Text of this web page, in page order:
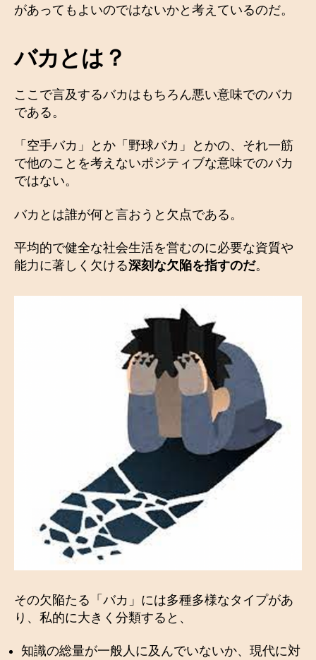
があってもよいのではないかと考えているのだ。
バカとは？
ここで言及するバカはもちろん悪い意味でのバカ
である。
「空手バカ」とか「野球バカ」とかの、それ一筋
で他のことを考えないポジティブな意味でのバカ
ではない。
バカとは誰が何と言おうと欠点である。
平均的で健全な社会生活を営むのに必要な資質や
能力に著しく欠ける深刻な欠陥を指すのだ。
その欠陥たる「バカ」には多種多様なタイプがあ
り、私的に大きく分類すると、
知識の総量が一般人に及んでいないか、現代に対